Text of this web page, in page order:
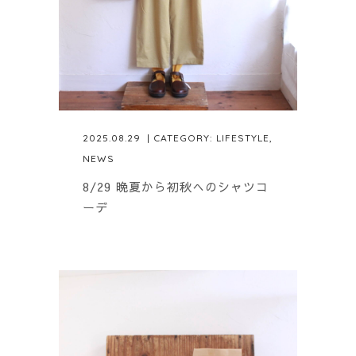
2025.08.29 | CATEGORY: LIFESTYLE,
NEWS
8/29 晩夏から初秋へのシャツコ
ーデ